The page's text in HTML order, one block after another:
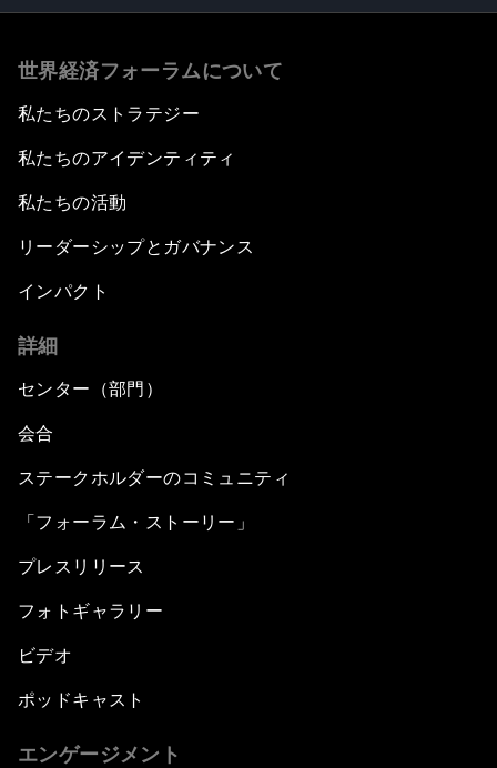
世界経済フォーラムについて
私たちのストラテジー
私たちのアイデンティティ
私たちの活動
リーダーシップとガバナンス
インパクト
詳細
センター（部門）
会合
ステークホルダーのコミュニティ
「フォーラム・ストーリー」
プレスリリース
フォトギャラリー
ビデオ
ポッドキャスト
エンゲージメント